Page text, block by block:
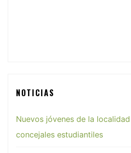
NOTICIAS
Nuevos jóvenes de la
concejales estudiantiles